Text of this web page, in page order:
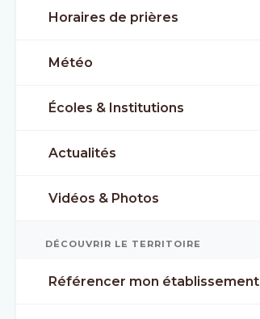
Horaires de prières
Météo
Écoles & Institutions
Actualités
Vidéos & Photos
DÉCOUVRIR LE TERRITOIRE
Référencer mon établissement